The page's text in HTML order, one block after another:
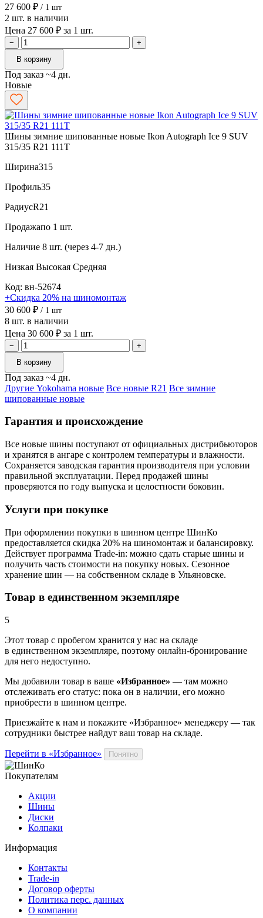
27 600 ₽ / 1 шт
2 шт. в наличии
Цена 27 600 ₽ за 1 шт.
−
+
В корзину
Под заказ ~4 дн.
Новые
Шины зимние шипованные новые Ikon Autograph Ice 9 SUV
315/35 R21 111T
Ширина315
Профиль35
РадиусR21
Продажапо 1 шт.
Наличие 8 шт. (через 4-7 дн.)
Низкая Высокая Средняя
Код: вн-52674
+Скидка 20% на шиномонтаж
30 600 ₽ / 1 шт
8 шт. в наличии
Цена 30 600 ₽ за 1 шт.
−
+
В корзину
Под заказ ~4 дн.
Другие Yokohama новые Все новые R21 Все зимние
шипованные новые
Гарантия и происхождение
Все новые шины поступают от официальных дистрибьюторов
и хранятся в ангаре с контролем температуры и влажности.
Сохраняется заводская гарантия производителя при условии
правильной эксплуатации. Перед продажей шины
проверяются по году выпуска и целостности боковин.
Услуги при покупке
При оформлении покупки в шинном центре ШинКо
предоставляется скидка 20% на шиномонтаж и балансировку.
Действует программа Trade-in: можно сдать старые шины и
получить часть стоимости на покупку новых. Сезонное
хранение шин — на собственном складе в Ульяновске.
Товар в единственном экземпляре
5
Этот товар с пробегом хранится у нас на складе
в единственном экземпляре, поэтому онлайн-бронирование
для него недоступно.
Мы добавили товар в ваше «Избранное» — там можно
отслеживать его статус: пока он в наличии, его можно
приобрести в шинном центре.
Приезжайте к нам и покажите «Избранное» менеджеру — так
сотрудники быстрее найдут ваш товар на складе.
Перейти в «Избранное» Понятно
Покупателям
Акции
Шины
Диски
Колпаки
Информация
Контакты
Trade-in
Договор оферты
Политика перс. данных
О компании